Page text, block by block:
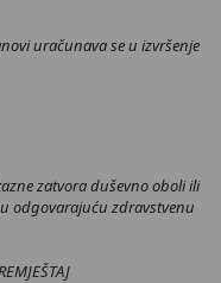
uračunava se u izvršenje
zatvora duševno oboli ili
odgovarajuću zdravstvenu